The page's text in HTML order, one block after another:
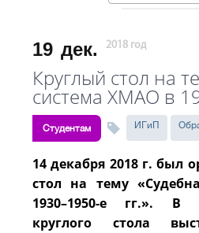
19 дек. 2018 год
Круглый стол на
система ХМАО в
Студентам ИГиП
14 декабря 2018 г. был
стол на тему
1930–1950-е гг.». В
круглого стола